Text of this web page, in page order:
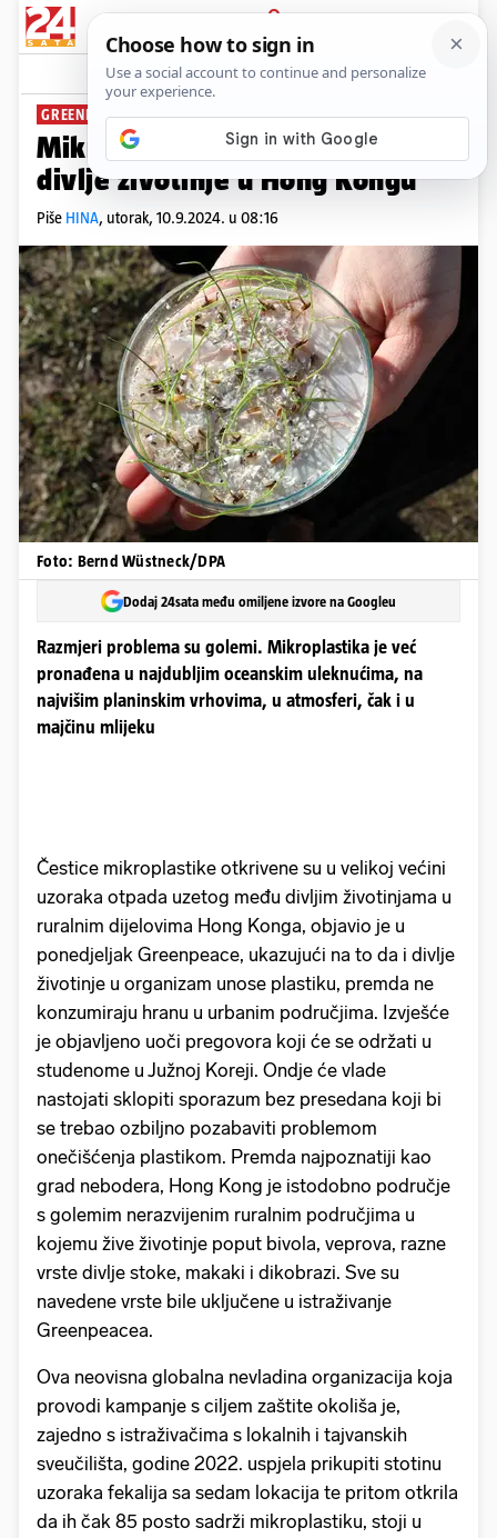
PRIJAVA
News Komentari
GREENPEACE TVRDI:
Mikroplastiku konzumiraju i
divlje životinje u Hong Kongu
Piše HINA, utorak, 10.9.2024. u 08:16
Foto: Bernd Wüstneck/DPA
Dodaj 24sata među omiljene izvore na Googleu
Razmjeri problema su golemi. Mikroplastika je već
pronađena u najdubljim oceanskim uleknućima, na
najvišim planinskim vrhovima, u atmosferi, čak i u
majčinu mlijeku
Čestice mikroplastike otkrivene su u velikoj većini
uzoraka otpada uzetog među divljim životinjama u
ruralnim dijelovima Hong Konga, objavio je u
ponedjeljak Greenpeace, ukazujući na to da i divlje
životinje u organizam unose plastiku, premda ne
konzumiraju hranu u urbanim područjima. Izvješće
je objavljeno uoči pregovora koji će se održati u
studenome u Južnoj Koreji. Ondje će vlade
nastojati sklopiti sporazum bez presedana koji bi
se trebao ozbiljno pozabaviti problemom
onečišćenja plastikom. Premda najpoznatiji kao
grad nebodera, Hong Kong je istodobno područje
s golemim nerazvijenim ruralnim područjima u
kojemu žive životinje poput bivola, veprova, razne
vrste divlje stoke, makaki i dikobrazi. Sve su
navedene vrste bile uključene u istraživanje
Greenpeacea.
Ova neovisna globalna nevladina organizacija koja
provodi kampanje s ciljem zaštite okoliša je,
zajedno s istraživačima s lokalnih i tajvanskih
sveučilišta, godine 2022. uspjela prikupiti stotinu
uzoraka fekalija sa sedam lokacija te pritom otkrila
da ih čak 85 posto sadrži mikroplastiku, stoji u